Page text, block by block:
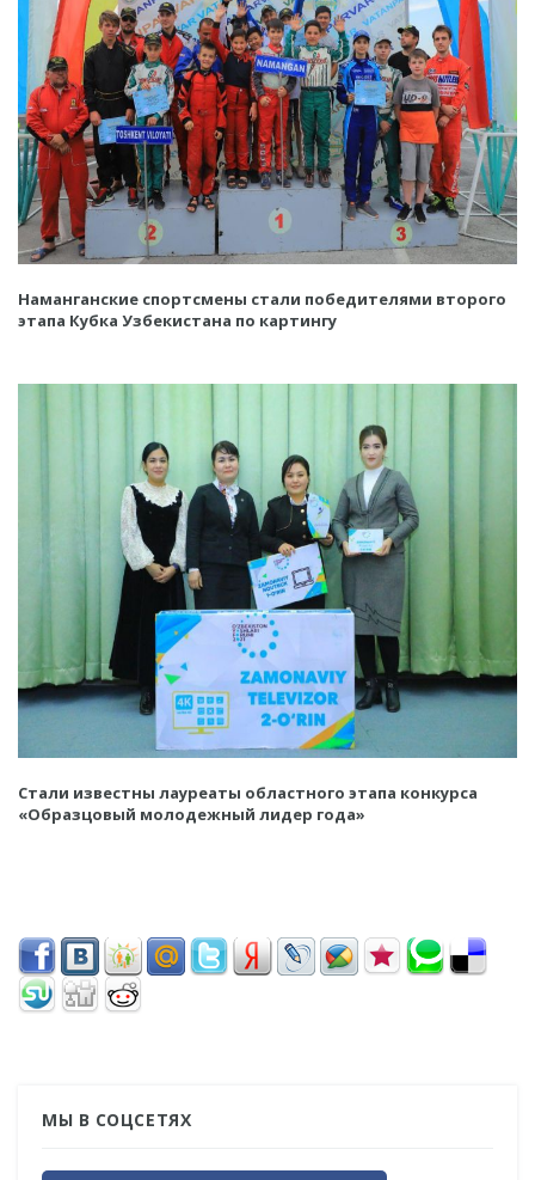
Наманганские спортсмены стали победителями второго
этапа Кубка Узбекистана по картингу
Стали известны лауреаты областного этапа конкурса
«Образцовый молодежный лидер года»
МЫ В СОЦСЕТЯХ